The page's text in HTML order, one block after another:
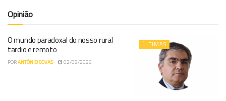
Opinião
ÚLTIMAS
O mundo paradoxal do nosso rural
tardio e remoto
PORANTÓNIO COVAS 02/08/2026